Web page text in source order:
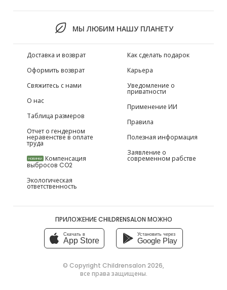
МЫ ЛЮБИМ НАШУ ПЛАНЕТУ
Доставка и возврат
Оформить возврат
Свяжитесь с нами
О нас
Таблица размеров
Отчет о гендерном
неравенстве в оплате
труда
НОВИНКИ Компенсация
выбросов CO2
Экологическая
ответственность
Как сделать подарок
Карьера
Уведомление о
приватности
Применение ИИ
Правила
Полезная информация
Заявление о
современном рабстве
ПРИЛОЖЕНИЕ CHILDRENSALON МОЖНО
Скачать в
App Store
Установить через
Google Play
© Copyright Childrensalon 2026,
все права защищены.